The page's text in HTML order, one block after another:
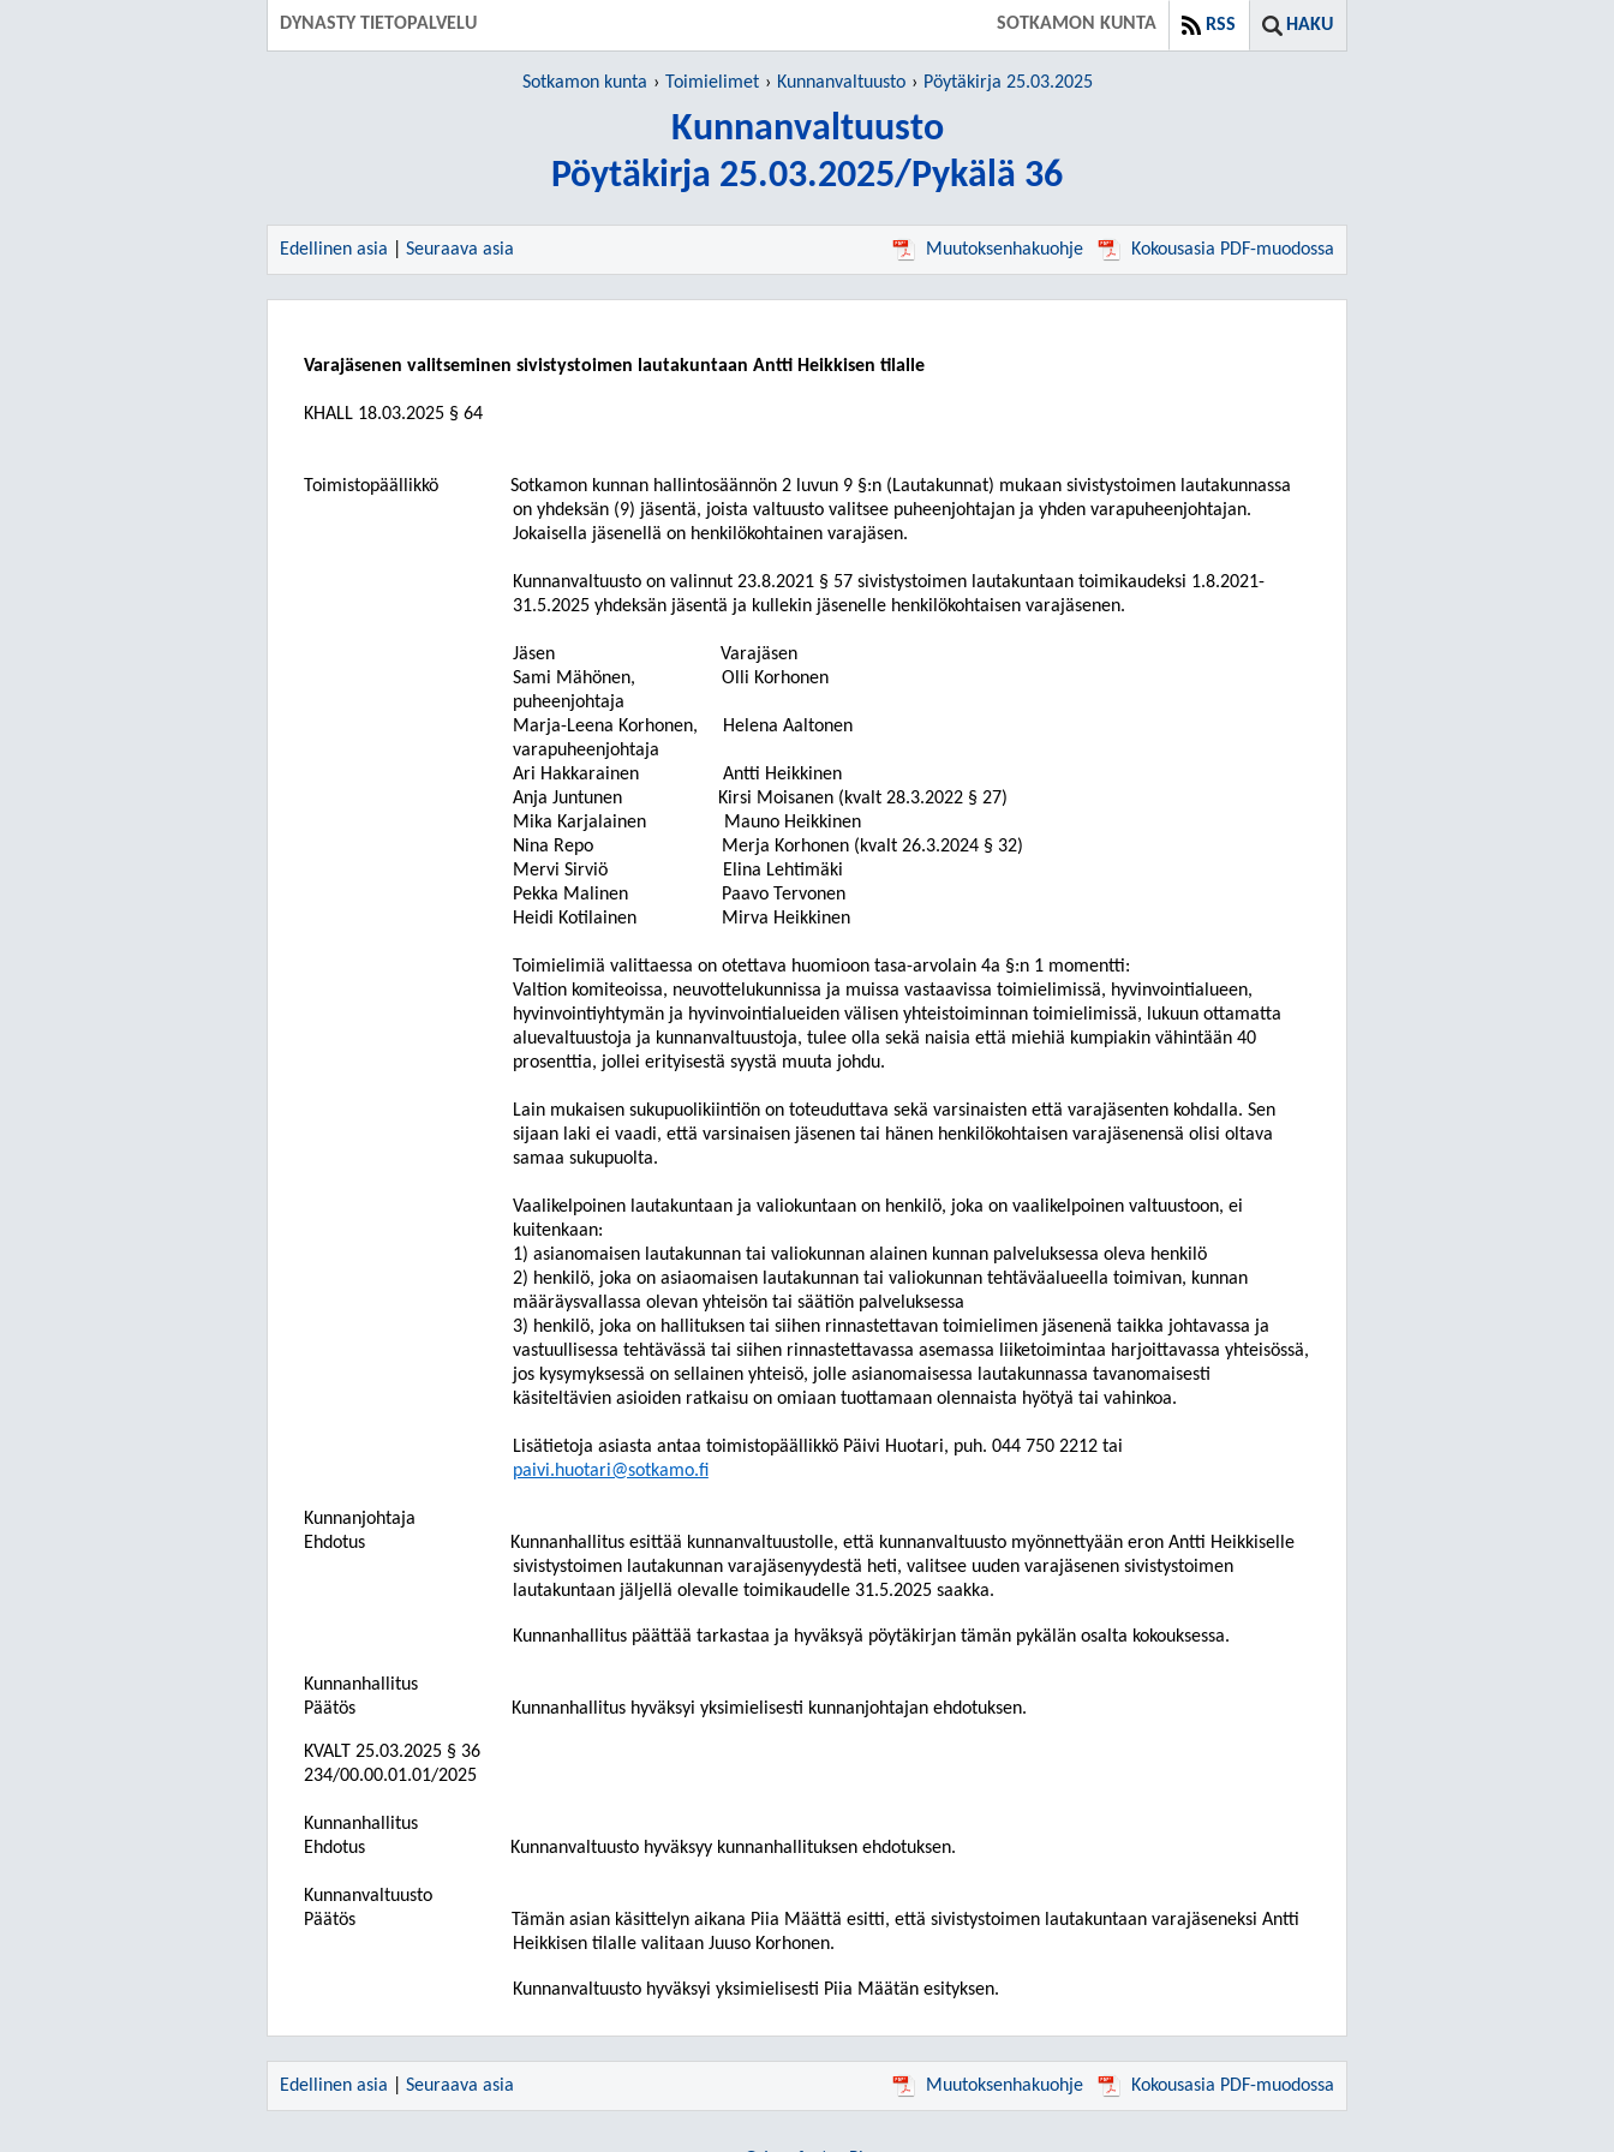
DYNASTY TIETOPALVELU HAKU
RSS
SOTKAMON KUNTA
Sotkamon kunta Toimielimet Kunnanvaltuusto Pöytäkirja 25.03.2025
Kunnanvaltuusto
Pöytäkirja 25.03.2025/Pykälä 36
Edellinen asia Seuraava asia Muutoksenhakuohje Kokousasia PDF-muodossa
Varajäsenen valitseminen sivistystoimen lautakuntaan Antti Heikkisen tilalle
KHALL 18.03.2025 § 64
Toimistopäällikkö
Sotkamon kunnan hallintosäännön 2 luvun 9 §:n (Lautakunnat) mukaan sivistystoimen lautakunnassa
on yhdeksän (9) jäsentä, joista valtuusto valitsee puheenjohtajan ja yhden varapuheenjohtajan.
Jokaisella jäsenellä on henkilökohtainen varajäsen.
Kunnanvaltuusto on valinnut 23.8.2021 § 57 sivistystoimen lautakuntaan toimikaudeksi 1.8.2021-
31.5.2025 yhdeksän jäsentä ja kullekin jäsenelle henkilökohtaisen varajäsenen.
Jäsen
Varajäsen
Sami Mähönen,
Olli Korhonen
puheenjohtaja
Marja-Leena Korhonen,
Helena Aaltonen
varapuheenjohtaja
Ari Hakkarainen
Antti Heikkinen
Anja Juntunen
Kirsi Moisanen (kvalt 28.3.2022 § 27)
Mika Karjalainen
Mauno Heikkinen
Nina Repo
Merja Korhonen (kvalt 26.3.2024 § 32)
Mervi Sirviö
Elina Lehtimäki
Pekka Malinen
Paavo Tervonen
Heidi Kotilainen
Mirva Heikkinen
Toimielimiä valittaessa on otettava huomioon tasa-arvolain 4a §:n 1 momentti:
Valtion komiteoissa, neuvottelukunnissa ja muissa vastaavissa toimielimissä, hyvinvointialueen,
hyvinvointiyhtymän ja hyvinvointialueiden välisen yhteistoiminnan toimielimissä, lukuun ottamatta
aluevaltuustoja ja kunnanvaltuustoja, tulee olla sekä naisia että miehiä kumpiakin vähintään 40
prosenttia, jollei erityisestä syystä muuta johdu.
Lain mukaisen sukupuolikiintiön on toteuduttava sekä varsinaisten että varajäsenten kohdalla. Sen
sijaan laki ei vaadi, että varsinaisen jäsenen tai hänen henkilökohtaisen varajäsenensä olisi oltava
samaa sukupuolta.
Vaalikelpoinen lautakuntaan ja valiokuntaan on henkilö, joka on vaalikelpoinen valtuustoon, ei
kuitenkaan:
1) asianomaisen lautakunnan tai valiokunnan alainen kunnan palveluksessa oleva henkilö
2) henkilö, joka on asiaomaisen lautakunnan tai valiokunnan tehtäväalueella toimivan, kunnan
määräysvallassa olevan yhteisön tai säätiön palveluksessa
3) henkilö, joka on hallituksen tai siihen rinnastettavan toimielimen jäsenenä taikka johtavassa ja
vastuullisessa tehtävässä tai siihen rinnastettavassa asemassa liiketoimintaa harjoittavassa yhteisössä,
jos kysymyksessä on sellainen yhteisö, jolle asianomaisessa lautakunnassa tavanomaisesti
käsiteltävien asioiden ratkaisu on omiaan tuottamaan olennaista hyötyä tai vahinkoa.
Lisätietoja asiasta antaa toimistopäällikkö Päivi Huotari, puh. 044 750 2212 tai
paivi.huotari@sotkamo.fi
Kunnanjohtaja
Ehdotus
Kunnanhallitus esittää kunnanvaltuustolle, että kunnanvaltuusto myönnettyään eron Antti Heikkiselle
sivistystoimen lautakunnan varajäsenyydestä heti, valitsee uuden varajäsenen sivistystoimen
lautakuntaan jäljellä olevalle toimikaudelle 31.5.2025 saakka.
Kunnanhallitus päättää tarkastaa ja hyväksyä pöytäkirjan tämän pykälän osalta kokouksessa.
Kunnanhallitus
Päätös
Kunnanhallitus hyväksyi yksimielisesti kunnanjohtajan ehdotuksen.
KVALT 25.03.2025 § 36
234/00.00.01.01/2025
Kunnanhallitus
Ehdotus
Kunnanvaltuusto hyväksyy kunnanhallituksen ehdotuksen.
Kunnanvaltuusto
Päätös
Tämän asian käsittelyn aikana Piia Määttä esitti, että sivistystoimen lautakuntaan varajäseneksi Antti
Heikkisen tilalle valitaan Juuso Korhonen.
Kunnanvaltuusto hyväksyi yksimielisesti Piia Määtän esityksen.
Edellinen asia Seuraava asia Muutoksenhakuohje Kokousasia PDF-muodossa